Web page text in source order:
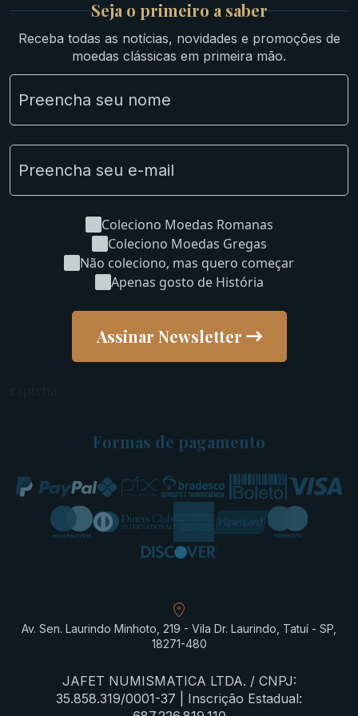
Ibéricas
Lotes Grandes
Material Numismático
NGC e NNC Encapsuladas
Novidades
Seja o primeiro a saber
Receba todas as notícias, novidades e promoções de
moedas clássicas em primeira mão.
Coleciono Moedas Romanas
Coleciono Moedas Gregas
Não coleciono, mas quero começar
Apenas gosto de História
Assinar Newsletter
Formas de pagamento
Av. Sen. Laurindo Minhoto, 219 - Vila Dr. Laurindo, Tatuí - SP,
18271-480
JAFET NUMISMATICA LTDA. / CNPJ:
35.858.319/0001-37 | Inscrição Estadual: